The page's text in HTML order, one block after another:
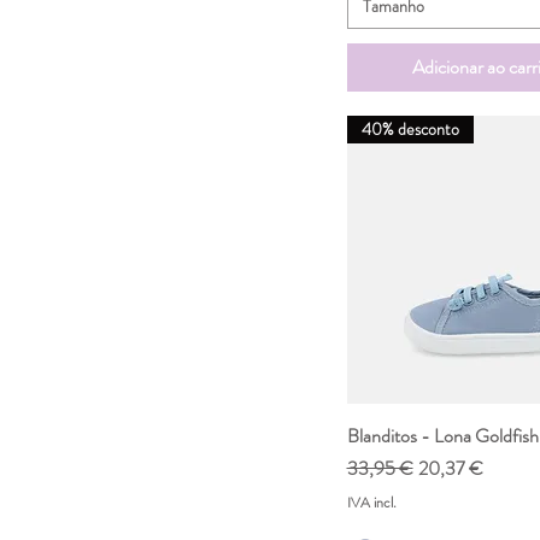
Tamanho
Adicionar ao
Visualização
40% desconto
Blanditos - Lona Goldfish
Preço normal
33,95 €Preço
20,37 €
IVA incl.